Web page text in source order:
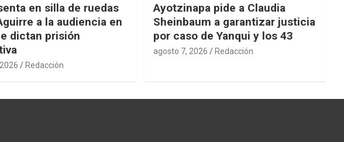
en silla de ruedas
a la audiencia en
dictan prisión
Redacción
Ayotzinapa pide a Claudia
Sheinbaum a garantizar justicia
por caso de Yanqui y los 43
agosto 7, 2026 Redacción